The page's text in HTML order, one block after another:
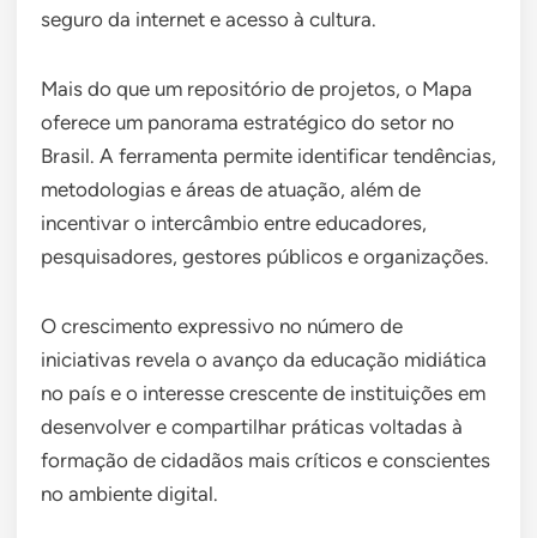
seguro da internet e acesso à cultura.
Mais do que um repositório de projetos, o Mapa
oferece um panorama estratégico do setor no
Brasil. A ferramenta permite identificar tendências,
metodologias e áreas de atuação, além de
incentivar o intercâmbio entre educadores,
pesquisadores, gestores públicos e organizações.
O crescimento expressivo no número de
iniciativas revela o avanço da educação midiática
no país e o interesse crescente de instituições em
desenvolver e compartilhar práticas voltadas à
formação de cidadãos mais críticos e conscientes
no ambiente digital.